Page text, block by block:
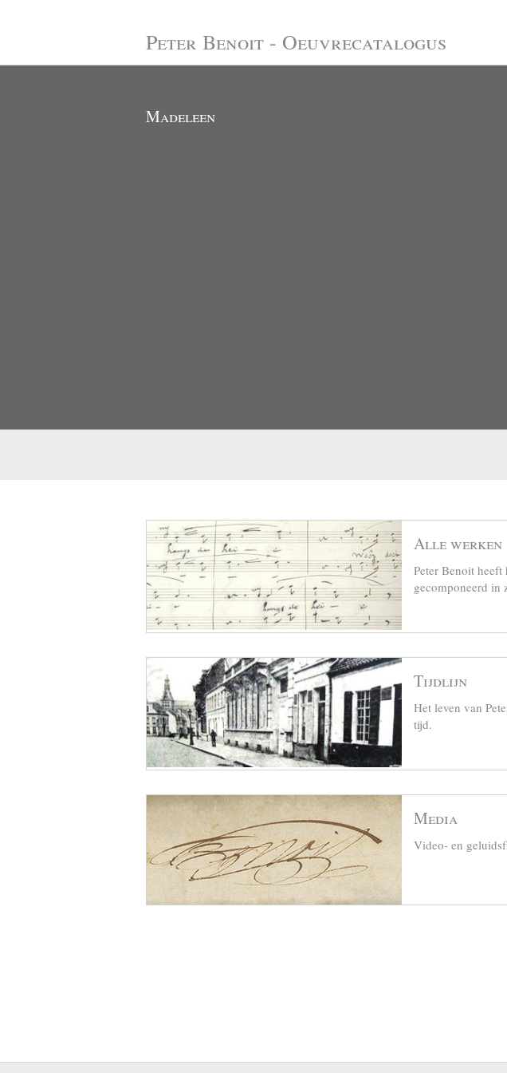
Peter Benoit - Oeuvrecatalogus
Madeleen
Alle werken
Peter Benoit
gecomponeerd in
Tijdlijn
Het leven van
tijd.
Media
Video- en